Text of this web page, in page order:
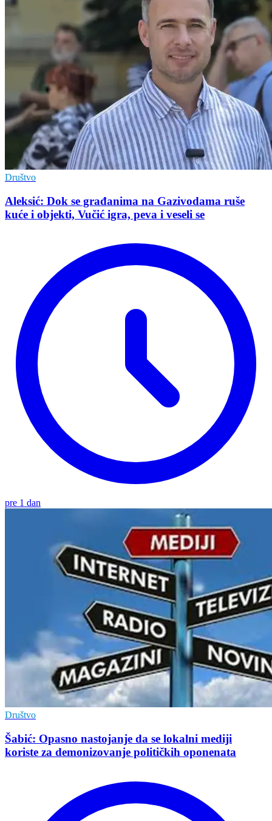
Društvo
Aleksić: Dok se građanima na Gazivodama ruše
kuće i objekti, Vučić igra, peva i veseli se
pre 1 dan
Društvo
Šabić: Opasno nastojanje da se lokalni mediji
koriste za demonizovanje političkih oponenata